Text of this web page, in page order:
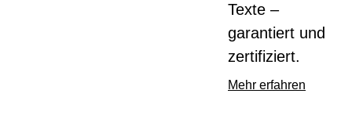
Texte –
garantiert und
zertifiziert.
Mehr erfahren